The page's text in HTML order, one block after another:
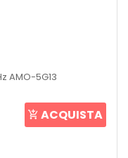
AMO-5G13
ACQUISTA